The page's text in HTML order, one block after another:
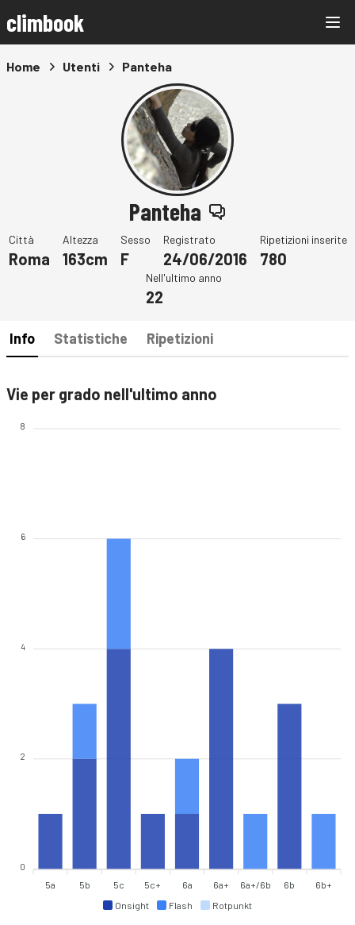
climbook
Home Utenti Panteha
Panteha
Città
Roma
Altezza
163cm
Sesso
F
Registrato
24/06/2016
Ripetizioni inserite
780
Nell'ultimo anno
22
Info Statistiche Ripetizioni
Vie per grado nell'ultimo anno
Onsight Flash Rotpunkt
8
6
4
2
0
5a 5b 5c 5c+ 6a 6a+ 6a+/6b 6b 6b+